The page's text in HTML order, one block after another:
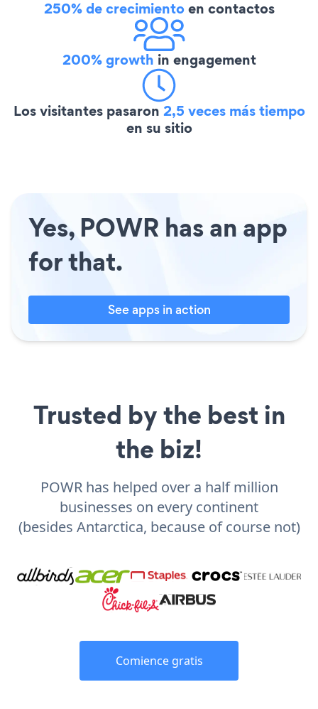
250% de crecimientoen contactos
200% growth in engagement
Los visitantes pasaron 2,5 veces más tiempo
en su sitio
Yes, POWR has an app
for that.
See apps in action
Trusted by the best in
the biz!
POWR has helped over a half million
businesses on every continent
(besides Antarctica, because of course not)
Comience gratis